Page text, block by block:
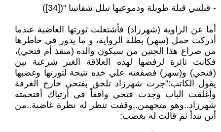
- قبلتني قبلة طويلة ودموعيها تبلل شفاتينا "([34])
أما عن الراوية (شهرزاد) فأشتعلت ثورتها الغاضبة عندما
أدركت حمل (سهر) بطلة الرواية، و ما يدور في خاطرها
من صراع هذا الجنين من سيكون والده (منقذ أم فتحي)،
فكانت ثائرة لرفضها لهذه العلاقة الغير شرعية بين
(فتحي) و(سهر) فصفعته علي خده نتيجة لثورتها وغضبها
يقول الكاتب:"جرت شهرزاد تلحق بفتحي خارج الغرفة
وأغلقت الباب وجدت فتحي واقفاً في أرتباك أقتحمته
شهرزاد..وهو متجهمن..وقفت تنظر له نظرة غاضبة..من
أين تبدأ ثم قالت له بغضب: